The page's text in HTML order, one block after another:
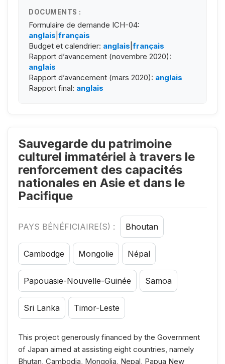
DOCUMENTS :
Formulaire de demande ICH-04:
anglais français
Budget et calendrier: anglais français
Rapport d’avancement (novembre 2020):
anglais
Rapport d’avancement (mars 2020): anglais
Rapport final: anglais
Sauvegarde du patrimoine
culturel immatériel à travers le
renforcement des capacités
nationales en Asie et dans le
Pacifique
PAYS BÉNÉFICIAIRE(S) : Bhoutan
Cambodge Mongolie Népal
Papouasie-Nouvelle-Guinée Samoa
Sri Lanka Timor-Leste
This project generously financed by the Government
of Japan aimed at assisting eight countries, namely
Bhutan, Cambodia, Mongolia, Nepal, Papua New